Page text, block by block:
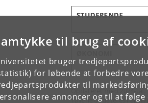
til brug af
bruger
for løbende at forbedre
til
annoncer og til at
STUDERENDE
Opdateret med 2024-tal.
Tallene opdateres i